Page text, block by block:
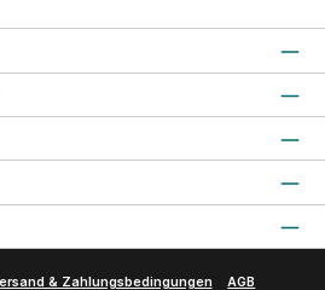
& Zahlungsbedingungen AGB